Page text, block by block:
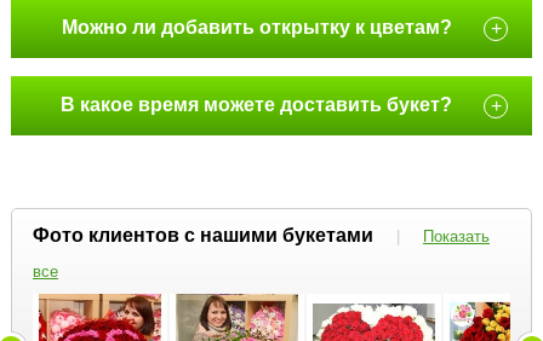
Можно ли добавить открытку к цветам? +
В какое время можете доставить букет? +
Фото клиентов с нашими букетами |
Показать
все